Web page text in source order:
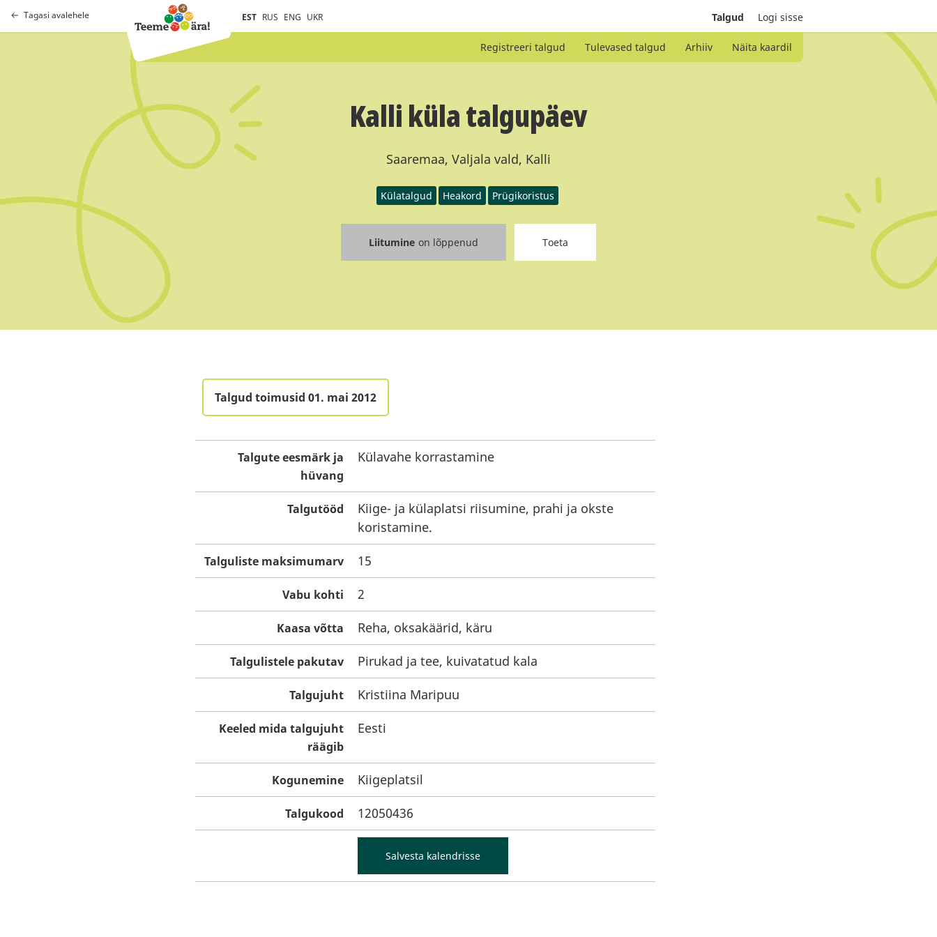
Tagasi avalehele EST RUS ENG UKR Talgud Logi sisse
Registreeri talgud Tulevased talgud Arhiiv Näita kaardil
Kalli küla talgupäev
Saaremaa, Valjala vald, Kalli
Külatalgud Heakord Prügikoristus
Liitumine on lõppenud Toeta
Talgud toimusid 01. mai 2012
Talgute eesmärk ja
hüvang
Külavahe korrastamine
Talgutööd
Kiige- ja külaplatsi riisumine, prahi ja okste
koristamine.
Talguliste maksimumarv 15
Vabu kohti 2
Kaasa võtta Reha, oksakäärid, käru
Talgulistele pakutav Pirukad ja tee, kuivatatud kala
Talgujuht Kristiina Maripuu
Keeled mida talgujuht
räägib
Eesti
Kogunemine Kiigeplatsil
Talgukood 12050436
Salvesta kalendrisse